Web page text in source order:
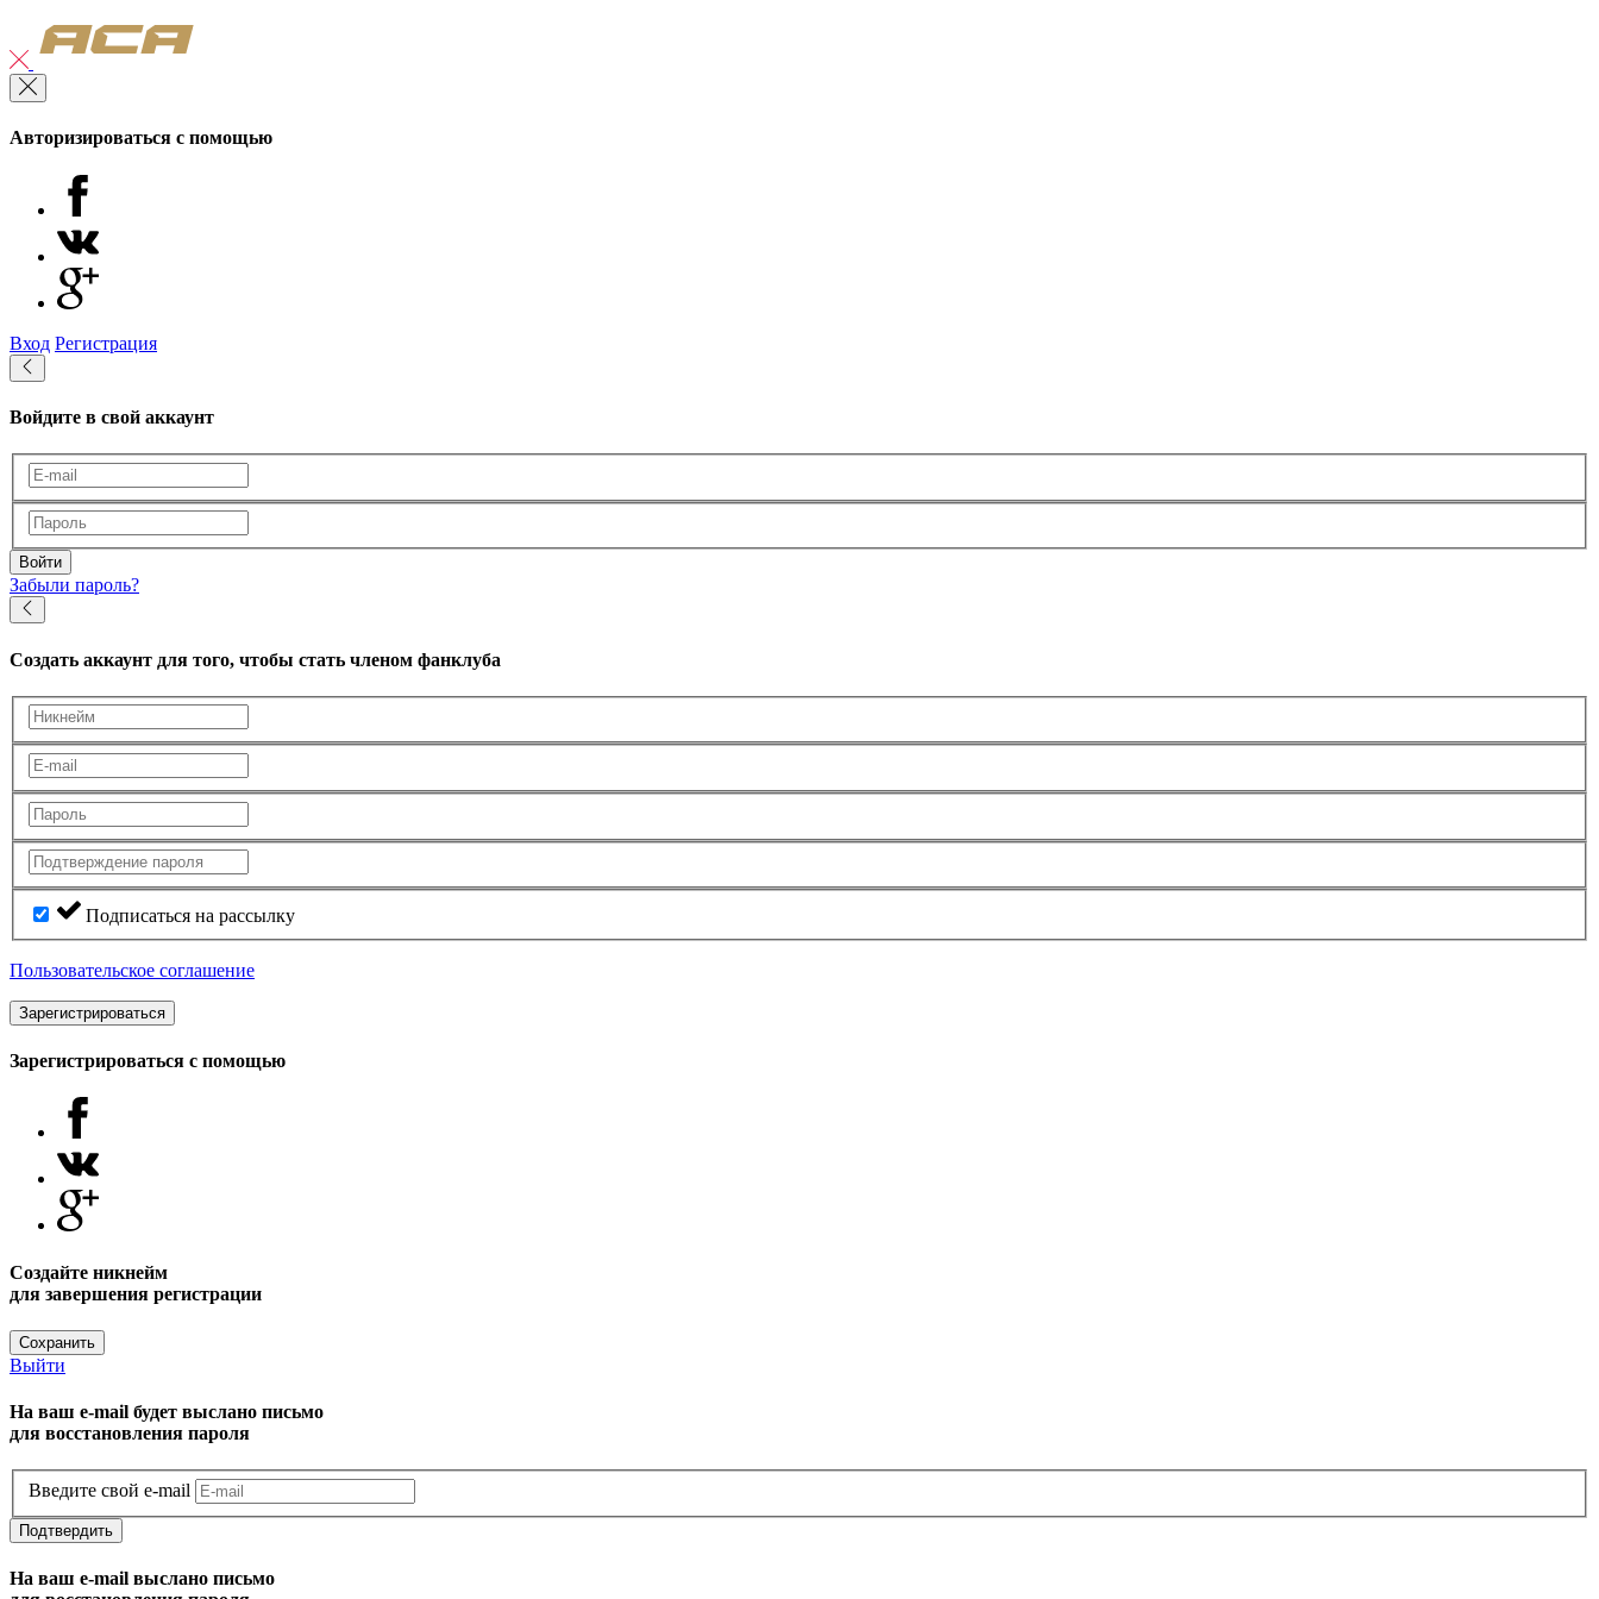
Авторизироваться с помощью
Вход Регистрация
Войдите в свой аккаунт
Войти
Забыли пароль?
Создать аккаунт для того, чтобы стать членом фанклуба
Подписаться на рассылку
Пользовательское соглашение
Зарегистрироваться
Зарегистрироваться с помощью
Создайте никнейм
для завершения регистрации
Сохранить
Выйти
На ваш e-mail будет выслано письмо
для восстановления пароля
Введите свой e-mail
Подтвердить
На ваш e-mail выслано письмо